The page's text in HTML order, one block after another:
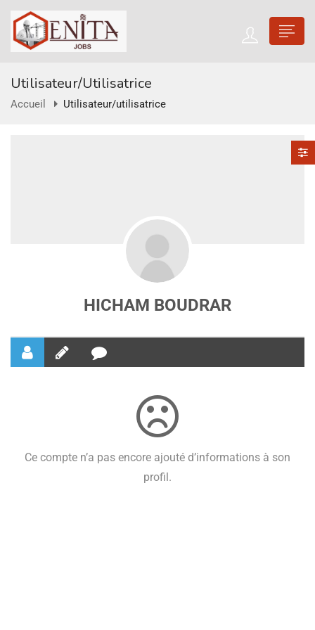
Utilisateur/utilisatrice
Accueil Utilisateur/utilisatrice
HICHAM BOUDRAR
Ce compte n’a pas encore ajouté d’informations à son
profil.